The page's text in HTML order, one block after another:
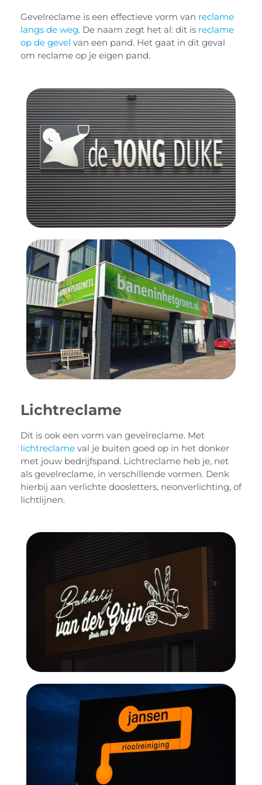
Gevelreclame is een effectieve vorm van reclame
langs de weg. De naam zegt het al: dit is reclame
op de gevel van een pand. Het gaat in dit geval
om reclame op je eigen pand.
Lichtreclame
Dit is ook een vorm van gevelreclame. Met
lichtreclame val je buiten goed op in het donker
met jouw bedrijfspand. Lichtreclame heb je, net
als gevelreclame, in verschillende vormen. Denk
hierbij aan verlichte doosletters, neonverlichting, of
lichtlijnen.